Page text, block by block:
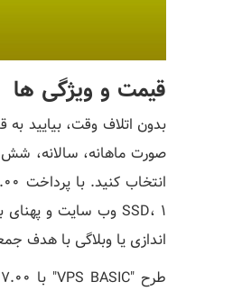
قیمت و ویژگی ها
صورت ماهانه، سالانه،
اندازی یا وبلاگی با هدف